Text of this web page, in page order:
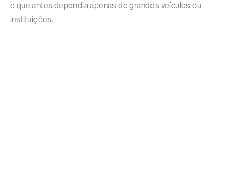
o que antes dependia apenas de grandes veículos ou
instituições.